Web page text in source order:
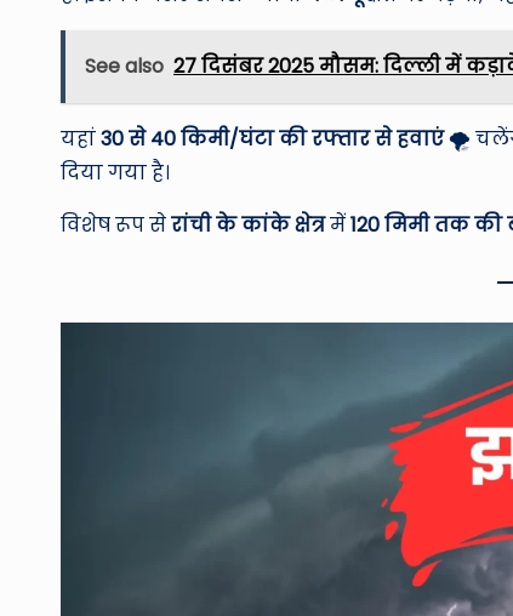
See also 27 दिसंबर 2025 मौसम: दिल्ली में
यहां30 से 40 किमी/घंटा की रफ्तार से हवाएं🌪️
दिया गया है।
विशेष रूप सेरांची के कांके क्षेत्रमें120 मिमी तक की